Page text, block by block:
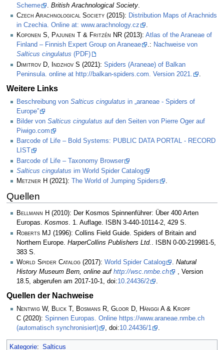
Scheme
. British Arachnological Society.
Czech Arachnological Society (2015): Distribution Maps of Arachnids
in Czechia. Online at: www.arachnology.cz
.
Koponen S, Pajunen T & Fritzén NR (2013): Atlas of the Araneae of
Finland – Finnish Expert Group on Araneae
.: Nachweise von
Salticus cingulatus (PDF)
Dimitrov D, Indzhov S (2021): Spiders (Araneae) of Balkan
Peninsula. online at http://balkan-spiders.com. Version 2021.
Weitere Links
Beschreibung von Salticus cingulatus in „araneae - Spiders of
Europe”
Bilder von Salticus cingulatus auf den Seiten von Pierre Oger auf
Piwigo.com
Barcode of Life – Bold Systems: PUBLIC DATA PORTAL - RECORD
LIST
Barcode of Life – Taxonomy Browser
Salticus cingulatus im World Spider Catalog
Metzner H (2021): The World of Jumping Spiders .
Quellen
Bellmann H (2010): Der Kosmos Spinnenführer: Über 400 Arten
Europas. Kosmos. 1. Auflage. ISBN 3-440-10114-2, 429 S.
Roberts MJ (1996): Collins Field Guide. Spiders of Britain and
Northern Europe. HarperCollins Publishers Ltd.
. ISBN 0-00-219981-5,
383 S.
World Spider Catalog (2017): World Spider Catalog . Natural
History Museum Bern, online auf http://wsc.nmbe.ch
, Version
18.5, abgerufen am 2017-10-1, doi:10.24436/2 .
Quellen der Nachweise
Nentwig W, Blick T, Bosmans R, Gloor D, Hänggi A & Kropf
C (2020): Spinnen Europas. Online https://www.araneae.nmbe.ch
(automatisch synchronisiert)
, doi:10.24436/1 .
Kategorie: Salticus